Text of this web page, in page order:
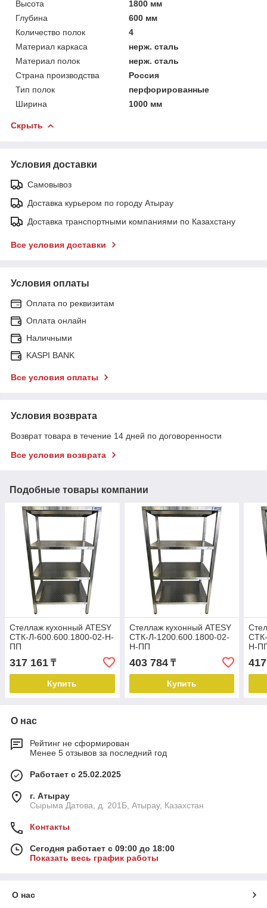
Высота
1800 мм
Глубина
600 мм
Количество полок
4
Материал каркаса
нерж. сталь
Материал полок
нерж. сталь
Страна производства
Россия
Тип полок
перфорированные
Ширина
1000 мм
Скрыть
Условия доставки
Самовывоз
Доставка курьером по городу Атырау
Доставка транспортными компаниями по Казахстану
Все условия доставки
Условия оплаты
Оплата по реквизитам
Оплата онлайн
Наличными
KASPI BANK
Все условия оплаты
Условия возврата
Возврат товара в течение 14 дней по договоренности
Все условия возврата
Подобные товары компании
Стеллаж кухонный ATESY
СТК-Л-600.600.1800-02-Н-
ПП
317 161 ₸
Купить
Стеллаж кухонный ATESY
СТК-Л-1200.600.1800-02-
Н-ПП
403 784₸
Купить
Н-
О нас
Рейтинг не сформирован
Менее 5 отзывов за последний год
Работает с 25.02.2025
г. Атырау
Сырыма Датова, д. 201Б, Атырау, Казахстан
Контакты
Сегодня работает с 09:00 до 18:00
Показать весь график работы
О нас